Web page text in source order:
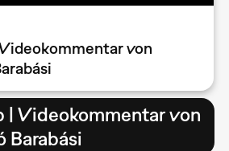
| Videokommentar von
Barabási
von